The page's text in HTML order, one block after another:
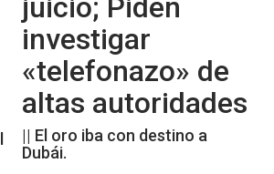
juicio; Piden
investigar
«telefonazo» de
altas autoridades
|| El oro iba con destino a
Dubái.